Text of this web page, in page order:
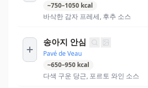
~750–1050 kcal
바삭한 감자 프레세, 후추 소스
송아지 안심
Pavé de Veau
~650–950 kcal
다색 구운 당근, 포르토 와인 소스